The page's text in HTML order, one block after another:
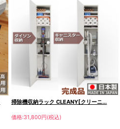
掃除機収納ラック CLEANY[クリーニ...
価格:31,800円(税込)